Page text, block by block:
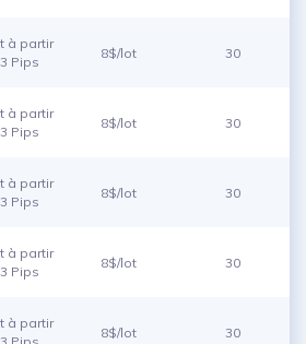
à partir
Pips
8$/lot 30
à partir
Pips
8$/lot 30
à partir
Pips
8$/lot 30
à partir
Pips
8$/lot 30
à partir
8$/lot 30